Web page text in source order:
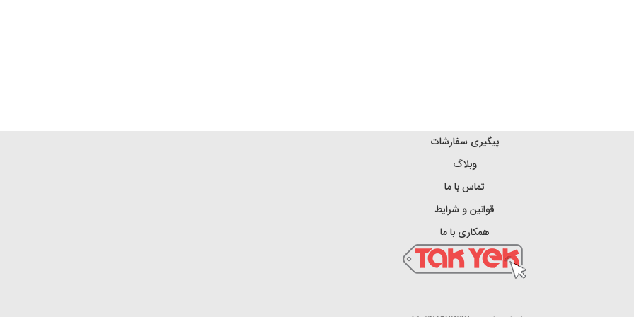
پیگیری سفارشات
وبلاگ
تماس با ما
قوانین و شرایط
همکاری با ما